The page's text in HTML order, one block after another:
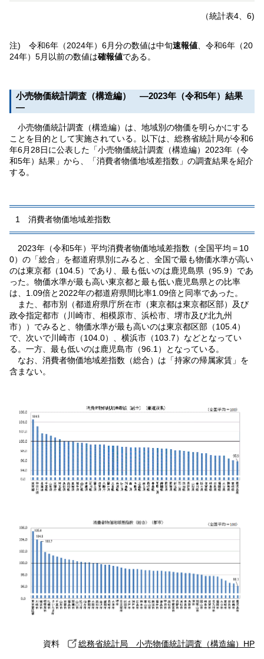
（統計表4、6)
注) 令和6年（2024年）6月分の数値は中旬速報値、令和6年（20
24年）5月以前の数値は確報値である。
小売物価統計調査（構造編） ―2023年（令和5年）結果
―
小売物価統計調査（構造編）は、地域別の物価を明らかにする
ことを目的として実施されている。以下は、総務省統計局が令和6
年6月28日に公表した「小売物価統計調査（構造編）2023年（令
和5年）結果」から、「消費者物価地域差指数」の調査結果を紹介
する。
1 消費者物価地域差指数
2023年（令和5年）平均消費者物価地域差指数（全国平均＝10
0）の「総合」を都道府県別にみると、全国で最も物価水準が高い
のは東京都（104.5）であり、最も低いのは鹿児島県（95.9）であ
った。物価水準が最も高い東京都と最も低い鹿児島県との比率
は、1.09倍と2022年の都道府県間比率1.09倍と同率であった。
また、都市別（都道府県庁所在市（東京都は東京都区部）及び
政令指定都市（川崎市、相模原市、浜松市、堺市及び北九州
市））でみると、物価水準が最も高いのは東京都区部（105.4）
で、次いで川崎市（104.0）、横浜市（103.7）などとなってい
る。一方、最も低いのは鹿児島市（96.1）となっている。
なお、消費者物価地域差指数（総合）は「持家の帰属家賃」を
含まない。
資料 総務省統計局 小売物価統計調査（構造編）HP